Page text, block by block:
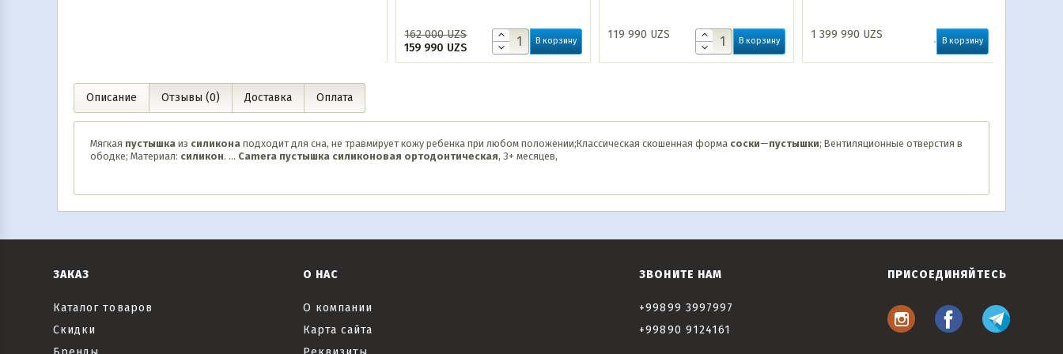
162 000UZS
159 990UZS
В корзину 119 990UZS В корзину 1 399 990UZS В корзину
Описание Отзывы (0) Доставка Оплата
Мягкая пустышка из силикона подходит для сна, не травмирует кожу ребенка при любом положении;Классическая скошенная форма соски—пустышки; Вентиляционные отверстия в
ободке; Материал: силикон. … Camera пустышка силиконовая ортодонтическая, 3+ месяцев,
ЗАКАЗ
Каталог товаров
Скидки
О НАС
О компании
Карта сайта
ЗВОНИТЕ НАМ
+99899 3997997
+99890 9124161
ПРИСОЕДИНЯЙТЕСЬ